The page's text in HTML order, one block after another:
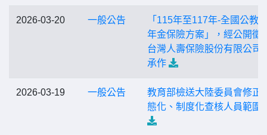
2026-03-20 一般公告
「115年至117年-全國公教
年金保險方案」，經公開徵
台灣人壽保險股份有限公司
承作
2026-03-19 一般公告
教育部檢送大陸委員會修正
態化、制度化查核人員範圍